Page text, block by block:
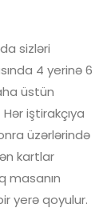
sizləri
4 yerinə 6
üstün
iştirakçıya
üzərlərində
kartlar
masanın
yerə qoyulur.